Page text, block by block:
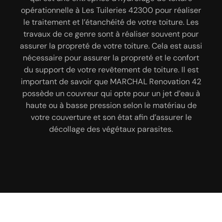
opérationnelle à Les Tuileries 42300 pour réaliser
le traitement et l’étanchéité de votre toiture. Les
travaux de ce genre sont à réaliser souvent pour
assurer la propreté de votre toiture. Cela est aussi
nécessaire pour assurer la propreté et le confort
du support de votre revêtement de toiture. Il est
important de savoir que MARCHAL Renovation 42
possède un couvreur qui opte pour un jet d’eau à
haute ou à basse pression selon le matériau de
votre couverture et son état afin d’assurer le
décollage des végétaux parasites.
toiture dans la ville de Les Tuileries 42300. Et pour
empêcher l’eau et l’air de passer à travers le
matériau qui recouvre votre toiture, notre
entreprise MARCHAL Renovation 42 propose de
réaliser un traitement hydrofuge filmogène de votre
toiture 42300. Pour ce faire, nous allons mettre à la
disposition de nos couvreurs 42300 les matériels
nécessaires. Ainsi, n’hésitez plus à solliciter les
services de MARCHAL Renovation 42.
ville de Les Tuileries 42300 et mettons nos
compétences et savoir-faire au profit des
particuliers et des professionnels. En tant que
couvreur professionnel, vous pouvez remettre à
notre entreprise MARCHAL Renovation 42 pour
réaliser un hydrofuge de votre toiture. Nos équipes
de couvreurs 42300 sauront répondre à tous vos
besoins et demandes en travaux d’hydrofuge de
toiture. Nous utiliserons des produits de qualité
pour ce faire. Ainsi, n’hésitez plus à faire appel au
service de notre entreprise MARCHAL Renovation